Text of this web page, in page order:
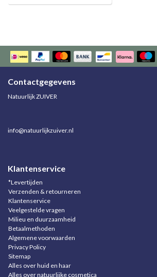
Contactgegevens
Natuurlijk ZUIVER
info@natuurlijkzuiver.nl
Klantenservice
*Levertijden
Verzenden & retourneren
Klantenservice
Veelgestelde vragen
Milieu en duurzaamheid
Betaalmethoden
Algemene voorwaarden
Privacy Policy
Sitemap
Alles over huid en haar
Alles over natuurlijke cosmetica